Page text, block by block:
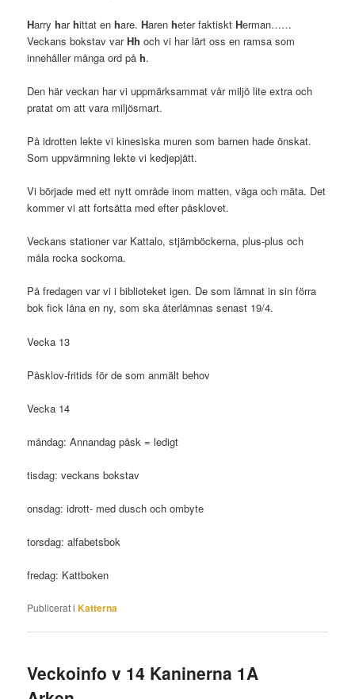
Harryharhittat enhare.Harenheter faktisktHerman……
Veckans bokstav varHhoch vi har lärt oss en ramsa som
innehåller många ord påh.
Den här veckan har vi uppmärksammat vår miljö lite extra och
pratat om att vara miljösmart.
På idrotten lekte vi kinesiska muren som barnen hade önskat.
Som uppvärmning lekte vi kedjepjätt.
Vi började med ett nytt område inom matten, väga och mäta. Det
kommer vi att fortsätta med efter påsklovet.
Veckans stationer var Kattalo, stjärnböckerna, plus-plus och
måla rocka sockorna.
På fredagen var vi i biblioteket igen. De som lämnat in sin förra
bok fick låna en ny, som ska återlämnas senast 19/4.
Vecka 13
Påsklov-fritids för de som anmält behov
Vecka 14
måndag: Annandag påsk = ledigt
tisdag: veckans bokstav
onsdag: idrott- med dusch och ombyte
torsdag: alfabetsbok
fredag: Kattboken
Publicerat i Katterna
Veckoinfo v 14 Kaninerna 1A